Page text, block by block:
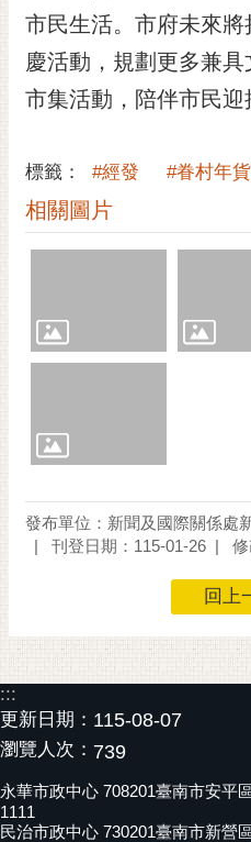
策
網
資
開
放
宣
告
通
市民生活。市府未來
慶活動，規劃更多兼
市集活動，陪伴市民迎
標籤： #經發 #眷村年
相關圖片
發布單位：新聞及國際關係處
刊登日期：115-01-26
回上
:::
更新日期： 115-08-07
瀏覽人次： 739
永華市政中心 708201臺南市安平
1111
民治市政中心 730201臺南市新營